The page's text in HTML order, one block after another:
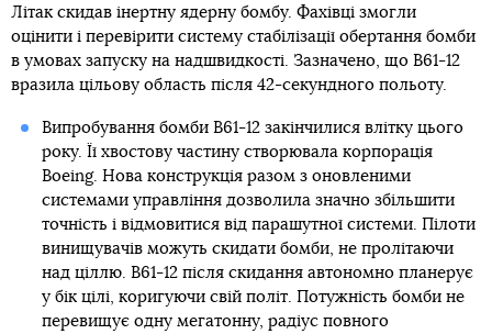
Літак скидав інертну ядерну бомбу. Фахівці змогли
оцінити і перевірити систему стабілізації обертання бомби
в умовах запуску на надшвидкості. Зазначено, що B61-12
вразила цільову область після 42-секундного польоту.
Випробування бомби B61-12 закінчилися влітку цього
року. Її хвостову частину створювала корпорація
Boeing. Нова конструкція разом з оновленими
системами управління дозволила значно збільшити
точність і відмовитися від парашутної системи. Пілоти
винищувачів можуть скидати бомби, не пролітаючи
над ціллю. B61-12 після скидання автономно планерує
у бік цілі, коригуючи свій політ. Потужність бомби не
перевищує одну мегатонну, радіус повного